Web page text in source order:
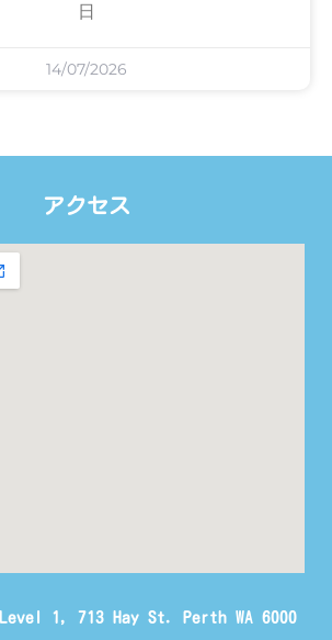
日
14/07/2026
アクセス
Level 1, 713 Hay St. Perth WA 6000